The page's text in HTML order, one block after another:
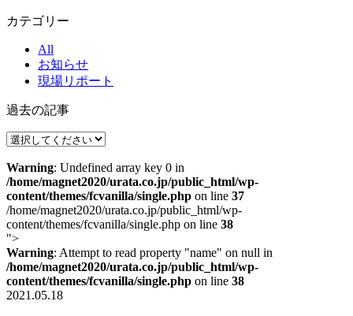
カテゴリー
All
お知らせ
現場リポート
過去の記事
Warning: Undefined array key 0 in
/home/magnet2020/urata.co.jp/public_html/wp-
content/themes/fcvanilla/single.php on line 37
/home/magnet2020/urata.co.jp/public_html/wp-
content/themes/fcvanilla/single.php on line 38
">
Warning: Attempt to read property "name" on null in
/home/magnet2020/urata.co.jp/public_html/wp-
content/themes/fcvanilla/single.php on line 38
2021.05.18